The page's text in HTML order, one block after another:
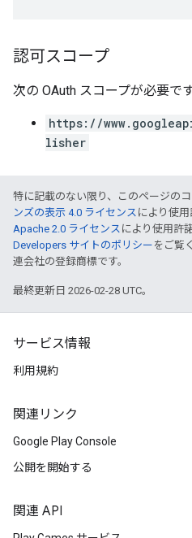
認可スコープ
次の OAuth スコープが必要です
https://
lisher
特に記載のない限り、このページの
ンズの表示 4.0 ライセンス により使
Apache 2.0 ライセンス により使用許
Developers サイトのポリシー をご覧
連会社の登録商標です。
最終更新日 2026-02-28 UTC。
サービス情報
利用規約
関連リンク
Google Play Console
公開を開始する
関連 API